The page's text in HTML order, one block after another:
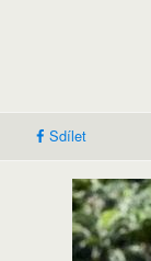
Sdílet